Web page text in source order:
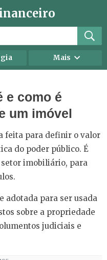
Mais
Mercados
Impostos
Marketing
Finanças Pessoais
e como é
um imóvel
feita para definir o valor
do poder público. É
imobiliário, para
adotada para ser usada
sobre a propriedade
judiciais e